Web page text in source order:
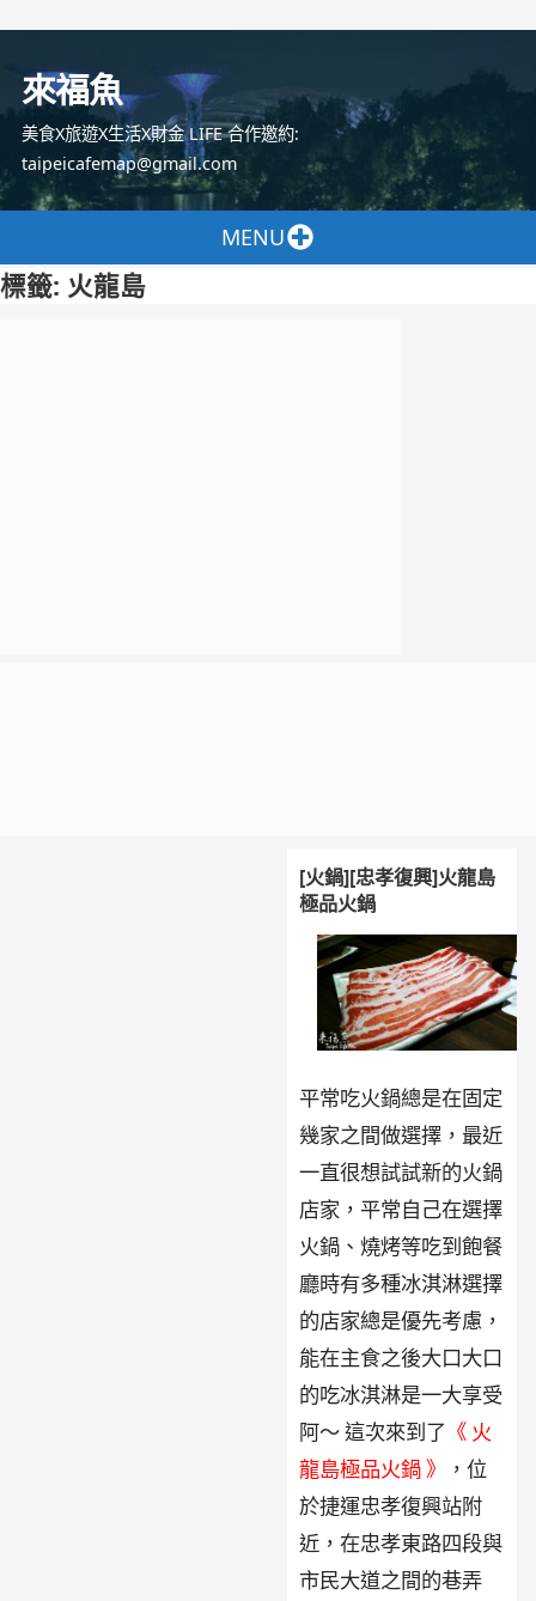
容
來福魚
美食X旅遊X生活X財金 LIFE 合作邀約:
taipeicafemap@gmail.com
MENU
標籤: 火龍島
[火鍋][忠孝復興]火龍島
極品火鍋
平常吃火鍋總是在固定
幾家之間做選擇，最近
一直很想試試新的火鍋
店家，平常自己在選擇
火鍋、燒烤等吃到飽餐
廳時有多種冰淇淋選擇
的店家總是優先考慮，
能在主食之後大口大口
的吃冰淇淋是一大享受
阿～ 這次來到了 《 火
龍島極品火鍋 》
，位
於捷運忠孝復興站附
近，在忠孝東路四段與
市民大道之間的巷弄